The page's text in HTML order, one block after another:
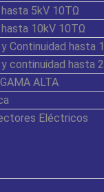
5kV 10TΩ
10kV 10TΩ
Continuidad hasta
continuidad hasta
ALTA
Eléctricos